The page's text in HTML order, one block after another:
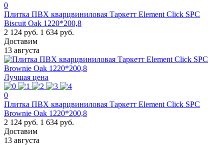
0
Плитка ПВХ кварцвиниловая Таркетт Element Click SPC
Biscuit Oak 1220*200,8
2 124 руб. 1 634 руб.
Доставим
13 августа
Лучшая цена
0
Плитка ПВХ кварцвиниловая Таркетт Element Click SPC
Brownie Oak 1220*200,8
2 124 руб. 1 634 руб.
Доставим
13 августа